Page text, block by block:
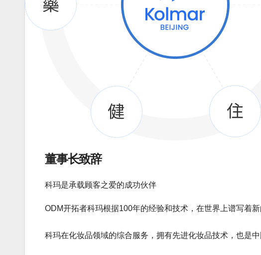
董事长致辞
科玛是承载顾客之爱的成功伙伴
ODM开拓者科玛根据100年的经验和技术，在世界上谱写着新
科玛在化妆品领域的综合服务，拥有先进化妆品技术，也是中